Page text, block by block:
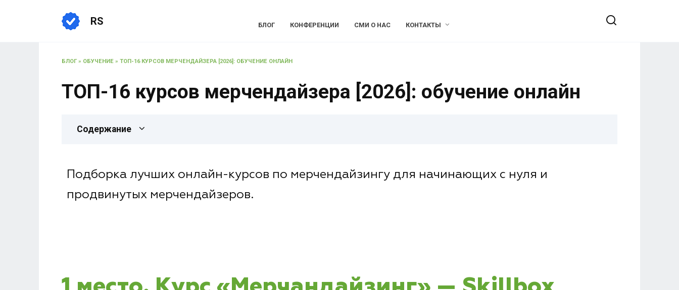
RS БЛОГ КОНФЕРЕНЦИИ СМИ О НАС КОНТАКТЫ
БЛОГ» ОБУЧЕНИЕ » ТОП-16 КУРСОВ МЕРЧЕНДАЙЗЕРА [2026]: ОБУЧЕНИЕ ОНЛАЙН
ТОП-16 курсов мерчендайзера [2026]: обучение онлайн
Содержание
Подборка лучших онлайн-курсов по мерчендайзингу для начинающих с нуля и
продвинутых мерчендайзеров.